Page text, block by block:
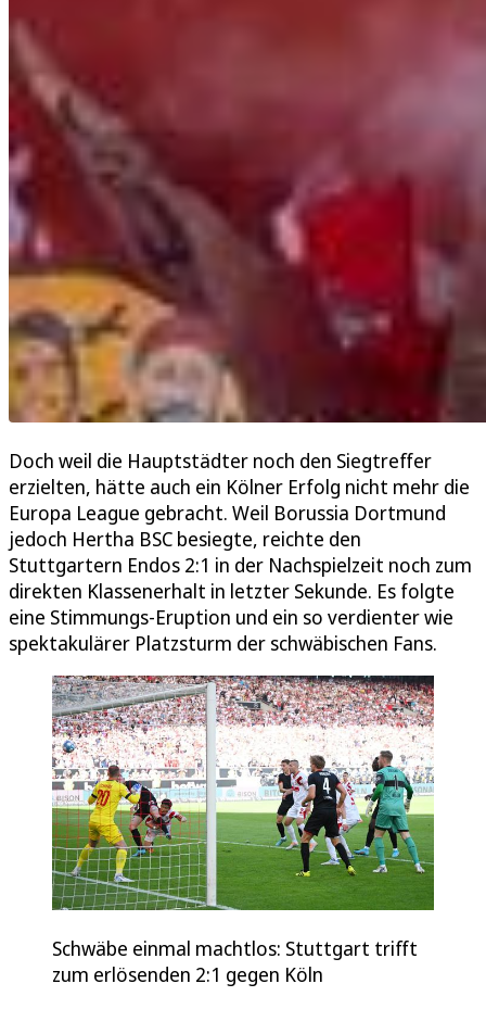
Doch weil die Hauptstädter noch den Siegtreffer
erzielten, hätte auch ein Kölner Erfolg nicht mehr die
Europa League gebracht. Weil Borussia Dortmund
jedoch Hertha BSC besiegte, reichte den
Stuttgartern Endos 2:1 in der Nachspielzeit noch zum
direkten Klassenerhalt in letzter Sekunde. Es folgte
eine Stimmungs-Eruption und ein so verdienter wie
spektakulärer Platzsturm der schwäbischen Fans.
Schwäbe einmal machtlos: Stuttgart trifft
zum erlösenden 2:1 gegen Köln